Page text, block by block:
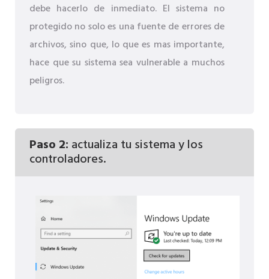
debe hacerlo de inmediato. El sistema no
protegido no solo es una fuente de errores de
archivos, sino que, lo que es mas importante,
hace que su sistema sea vulnerable a muchos
peligros.
Paso 2: actualiza tu sistema y los
controladores.